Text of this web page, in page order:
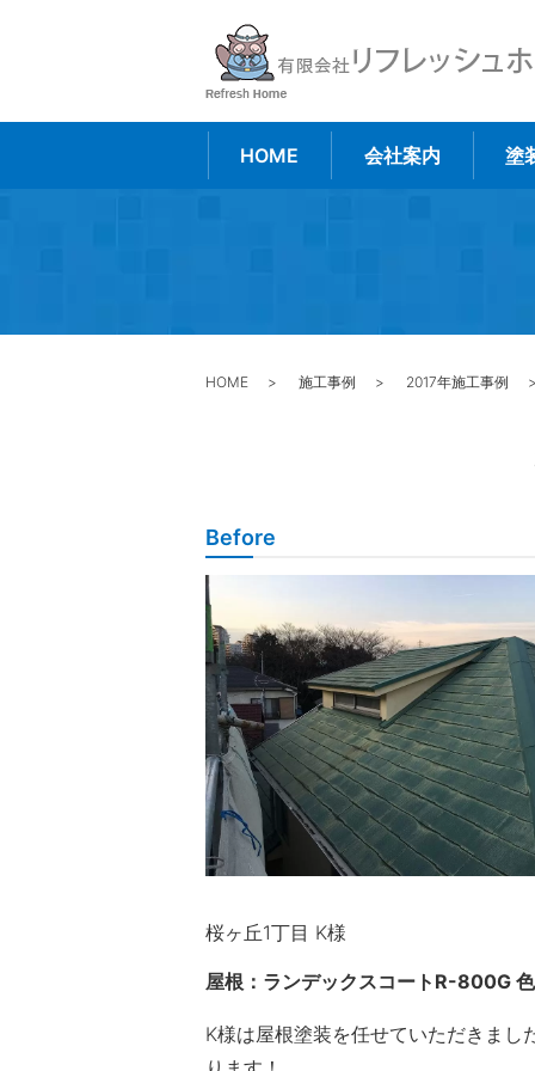
HOME 会社案内 塗
HOME 施工事例 2017年施工事例
Before
桜ヶ丘1丁目 K様
屋根：ランデックスコートR-800G
K様は屋根塗装を任せていただきま